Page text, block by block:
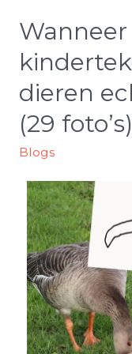
Wanneer
dieren
(29 foto’s)
Blogs